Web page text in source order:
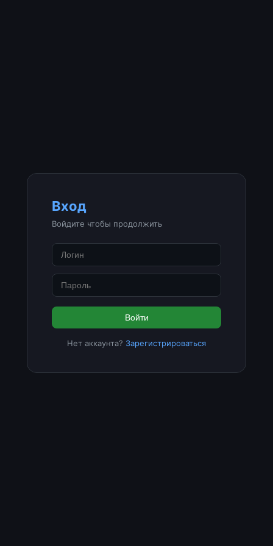
Вход
Войдите чтобы продолжить
Войти
Нет аккаунта? Зарегистрироваться